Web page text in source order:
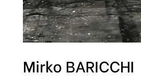
Mirko BARICCHI